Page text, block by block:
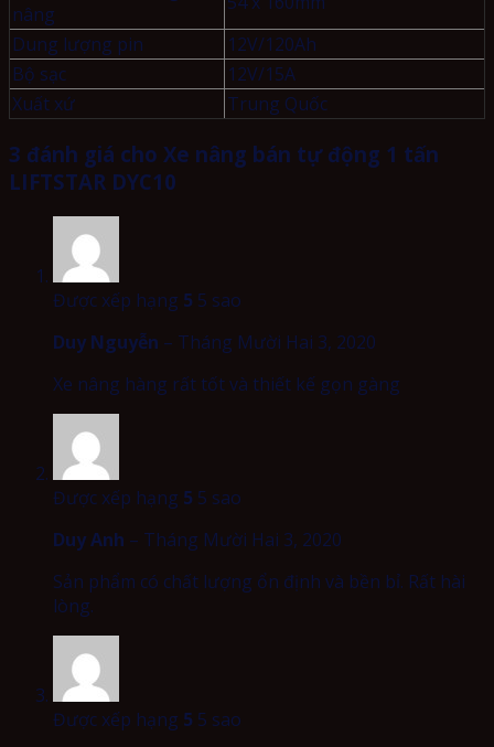
nâng
Dung lượng pin
12V/120Ah
Bộ sạc
12V/15A
Xuất xứ
Trung Quốc
3 đánh giá cho Xe nâng bán tự động 1 tấn
LIFTSTAR DYC10
Được xếp hạng 5 5 sao
Duy Nguyễn – Tháng Mười Hai 3, 2020
Xe nâng hàng rất tốt và thiết kế gọn gàng
Được xếp hạng 5 5 sao
Duy Anh – Tháng Mười Hai 3, 2020
Sản phẩm có chất lượng ổn định và bền bỉ. Rất hài
lòng.
Được xếp hạng 5 5 sao